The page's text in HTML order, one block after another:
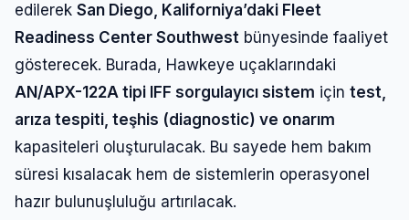
edilerek San Diego, Kaliforniya’daki Fleet
Readiness Center Southwest bünyesinde faaliyet
gösterecek. Burada, Hawkeye uçaklarındaki
AN/APX-122A tipi IFF sorgulayıcı sistem için test,
arıza tespiti, teşhis (diagnostic) ve onarım
kapasiteleri oluşturulacak. Bu sayede hem bakım
süresi kısalacak hem de sistemlerin operasyonel
hazır bulunuşluluğu artırılacak.